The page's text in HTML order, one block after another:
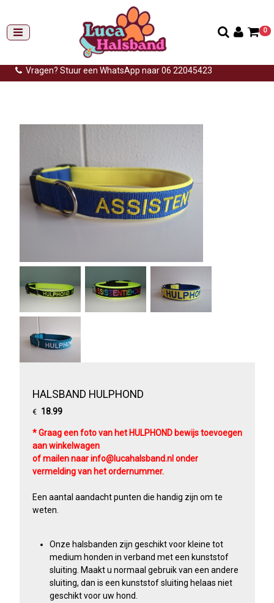
Gemiddelde levertijd: 3 tot 14 werkdagen
Gratis verzending (NL) vanaf €99,-
Vragen? Stuur een WhatsApp naar 06 22045423
0
HALSBAND HULPHOND
€ 18.99
* Graag een foto van het HULPHOND bewijs toevoegen
aan winkelwagen
of mailen naar info@lucahalsband.nl onder
vermelding van het ordernummer.
Een aantal aandacht punten die handig zijn om te
weten.
Onze halsbanden zijn geschikt voor kleine tot
medium honden in verband met een kunststof
sluiting. Maakt u normaal gebruik van een andere
sluiting, dan is een kunststof sluiting helaas niet
geschikt voor uw hond.